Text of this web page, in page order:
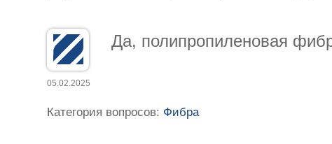
05.02.2025
Да, полипропиленовая
Категория вопросов: Фибра